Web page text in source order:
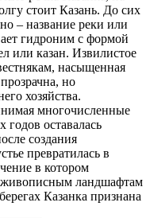
стоит Казань. До сих
– название реки или
гидроним с формой
или казан. Извилистое
насыщенная
но
хозяйства.
многочисленные
годов оставалась
создания
превратилась в
в котором
живописным ландшафтам
Казанка признана